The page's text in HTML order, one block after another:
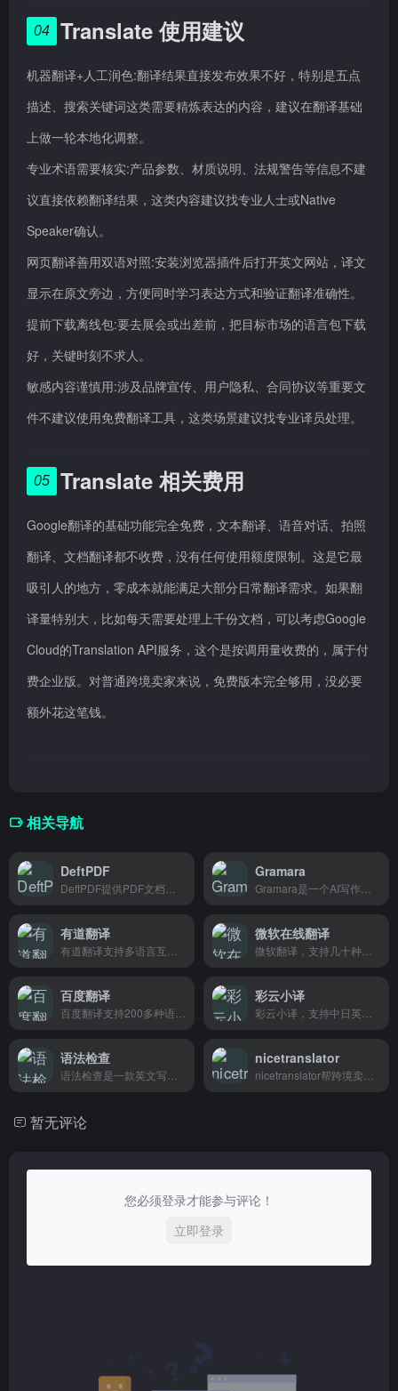
04 Translate 使用建议
机器翻译+人工润色:翻译结果直接发布效果不好，特别是五点
描述、搜索关键词这类需要精炼表达的内容，建议在翻译基础
上做一轮本地化调整。
专业术语需要核实:产品参数、材质说明、法规警告等信息不建
议直接依赖翻译结果，这类内容建议找专业人士或Native
Speaker确认。
网页翻译善用双语对照:安装浏览器插件后打开英文网站，译文
显示在原文旁边，方便同时学习表达方式和验证翻译准确性。
提前下载离线包:要去展会或出差前，把目标市场的语言包下载
好，关键时刻不求人。
敏感内容谨慎用:涉及品牌宣传、用户隐私、合同协议等重要文
件不建议使用免费翻译工具，这类场景建议找专业译员处理。
05 Translate 相关费用
Google翻译的基础功能完全免费，文本翻译、语音对话、拍照
翻译、文档翻译都不收费，没有任何使用额度限制。这是它最
吸引人的地方，零成本就能满足大部分日常翻译需求。如果翻
译量特别大，比如每天需要处理上千份文档，可以考虑Google
Cloud的Translation API服务，这个是按调用量收费的，属于付
费企业版。对普通跨境卖家来说，免费版本完全够用，没必要
额外花这笔钱。
相关导航
DeftPDF Gramara
有道翻译 微软在线翻译
百度翻译 彩云小译
语法检查 nicetranslator
暂无评论
您必须登录才能参与评论！
立即登录